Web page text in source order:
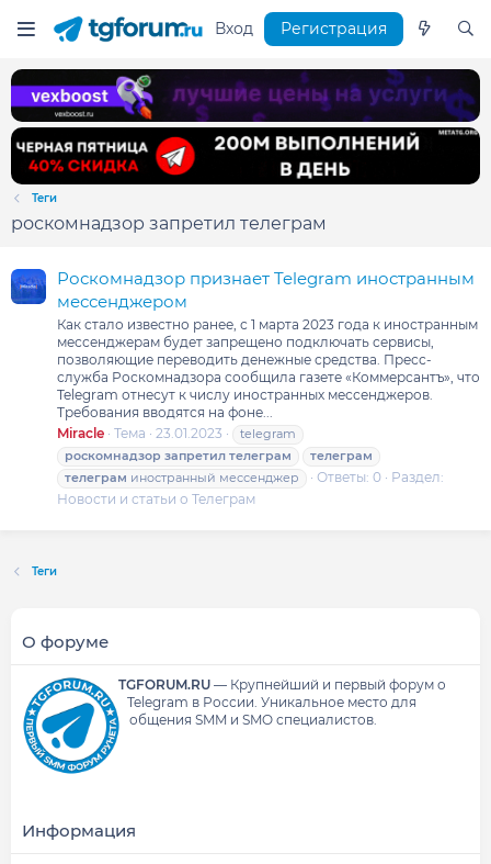
Вход Регистрация
Теги
роскомнадзор запретил телеграм
Роскомнадзор признает Telegram иностранным
мессенджером
Как стало известно ранее, с 1 марта 2023 года к иностранным
мессенджерам будет запрещено подключать сервисы,
позволяющие переводить денежные средства. Пресс-
служба Роскомнадзора сообщила газете «Коммерсантъ», что
Telegram отнесут к числу иностранных мессенджеров.
Требования вводятся на фоне...
Miracle Тема 23.01.2023
telegram
роскомнадзор запретил телеграм
телеграм
телеграм иностранный мессенджер Ответы: 0
Раздел:
Новости и статьи о Телеграм
Теги
О форуме
TGFORUM.RU— Крупнейший и первый форум о
Telegram в России. Уникальное место для
общения SMM и SMO специалистов.
Информация